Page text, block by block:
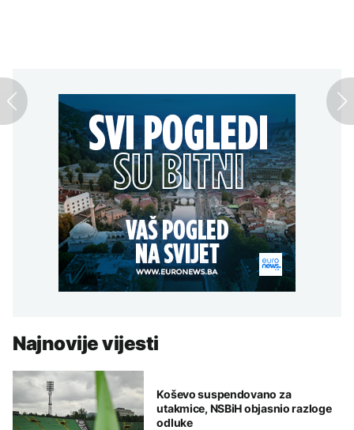
Najnovije vijesti
Koševo suspendovano za
utakmice, NSBiH objasnio razloge
odluke